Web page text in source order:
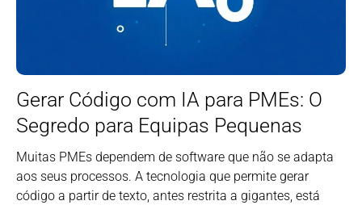
Gerar Código com IA para PMEs: O
Segredo para Equipas Pequenas
Muitas PMEs dependem de software que não se adapta
aos seus processos. A tecnologia que permite gerar
código a partir de texto, antes restrita a gigantes, está